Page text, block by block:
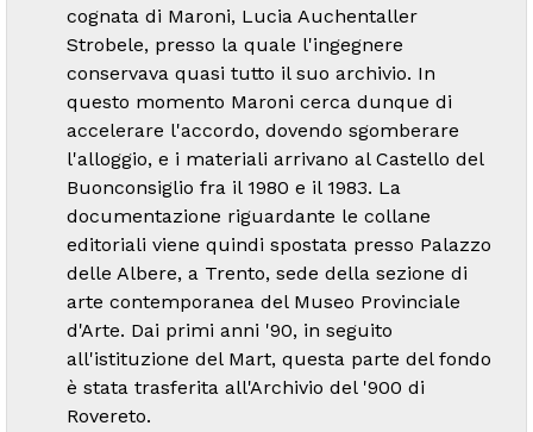
cognata di Maroni, Lucia Auchentaller
Strobele, presso la quale l'ingegnere
conservava quasi tutto il suo archivio. In
questo momento Maroni cerca dunque di
accelerare l'accordo, dovendo sgomberare
l'alloggio, e i materiali arrivano al Castello del
Buonconsiglio fra il 1980 e il 1983. La
documentazione riguardante le collane
editoriali viene quindi spostata presso Palazzo
delle Albere, a Trento, sede della sezione di
arte contemporanea del Museo Provinciale
d'Arte. Dai primi anni '90, in seguito
all'istituzione del Mart, questa parte del fondo
è stata trasferita all'Archivio del '900 di
Rovereto.